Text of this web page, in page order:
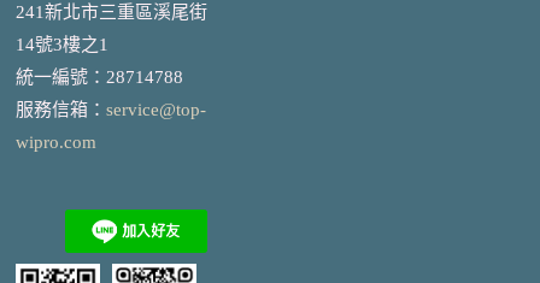
241新北市三重區溪尾街
14號3樓之1
統一編號 ： 28714788
服務信箱： service@top-
wipro.com